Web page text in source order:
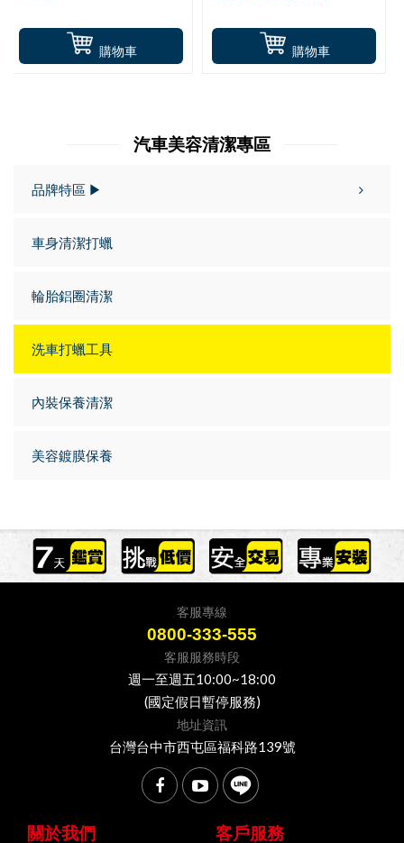
購物車 購物車
汽車美容清潔專區
品牌特區 ▶
車身清潔打蠟
輪胎鋁圈清潔
洗車打蠟工具
內裝保養清潔
美容鍍膜保養
客服專線
0800-333-555
客服服務時段
週一至週五10:00~18:00
(國定假日暫停服務)
地址資訊
台灣台中市西屯區福科路139號
關於我們 客戶服務